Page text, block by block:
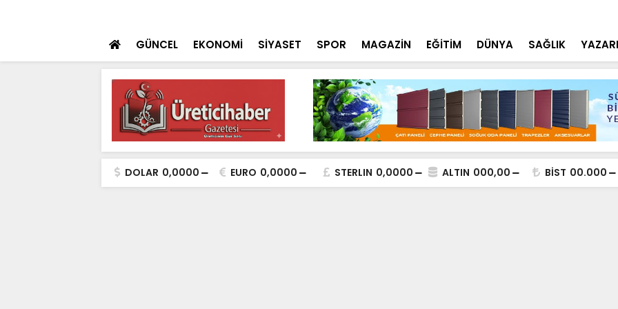
GÜNCEL EKONOMİ SİYASET SPOR MAGAZİN EĞİTİM DÜNYA SAĞLIK
DOLAR 0,0000 EURO 0,0000 STERLIN 0,0000 ALTIN 000,00 BİST 00.000